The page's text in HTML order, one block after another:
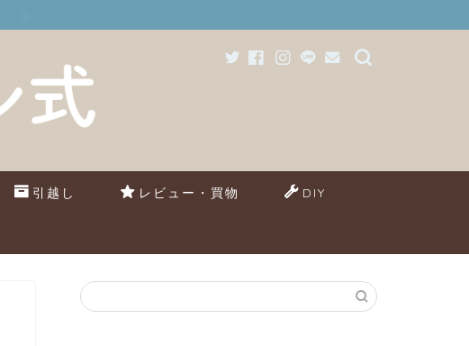
引越し レビュー・買物 DIY